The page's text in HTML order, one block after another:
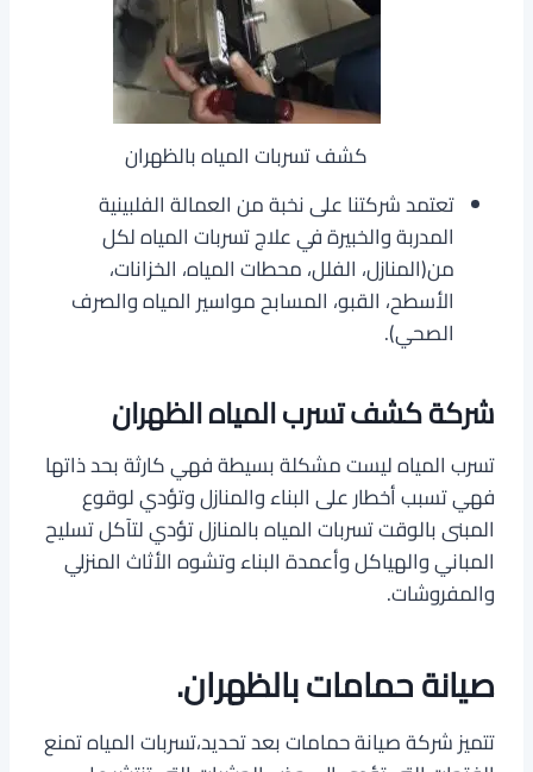
كشف تسربات المياه بالظهران
تعتمد شركتنا على نخبة من العمالة الفلبينية
المدربة والخبيرة في علاج تسربات المياه لكل
من(المنازل، الفلل، محطات المياه، الخزانات،
الأسطح، القبو، المسابح مواسير المياه والصرف
الصحي).
شركة كشف تسرب المياه الظهران
تسرب المياه ليست مشكلة بسيطة فهي كارثة بحد ذاتها
فهي تسبب أخطار على البناء والمنازل وتؤدي لوقوع
المبنى بالوقت تسربات المياه بالمنازل تؤدي لتآكل تسليح
المباني والهياكل وأعمدة البناء وتشوه الأثاث المنزلي
والمفروشات.
صيانة حمامات بالظهران.
تتميز شركة صيانة حمامات بعد تحديد،تسربات المياه تمنع